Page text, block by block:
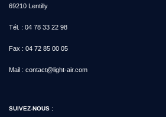
69210 Lentilly
Tél. : 04 78 33 22 98
Fax : 04 72 85 00 05
Mail : contact@light-air.com
SUIVEZ-NOUS :